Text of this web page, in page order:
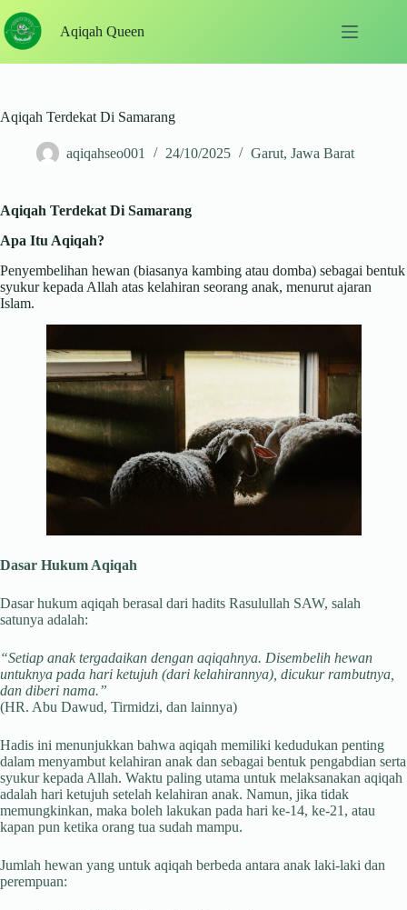
to
content
Aqiqah Queen
Aqiqah Terdekat Di Samarang
aqiqahseo001 24/10/2025 Garut, Jawa Barat
Aqiqah Terdekat Di Samarang
Apa Itu Aqiqah?
Penyembelihan hewan (biasanya kambing atau domba) sebagai bentuk
syukur kepada Allah atas kelahiran seorang anak, menurut ajaran
Islam.
Dasar Hukum Aqiqah
Dasar hukum aqiqah berasal dari hadits Rasulullah SAW, salah
satunya adalah:
“Setiap anak tergadaikan dengan aqiqahnya. Disembelih hewan
untuknya pada hari ketujuh (dari kelahirannya), dicukur rambutnya,
dan diberi nama.”
(HR. Abu Dawud, Tirmidzi, dan lainnya)
Hadis ini menunjukkan bahwa aqiqah memiliki kedudukan penting
dalam menyambut kelahiran anak dan sebagai bentuk pengabdian serta
syukur kepada Allah. Waktu paling utama untuk melaksanakan aqiqah
adalah hari ketujuh setelah kelahiran anak. Namun, jika tidak
memungkinkan, maka boleh lakukan pada hari ke-14, ke-21, atau
kapan pun ketika orang tua sudah mampu.
Jumlah hewan yang untuk aqiqah berbeda antara anak laki-laki dan
perempuan: